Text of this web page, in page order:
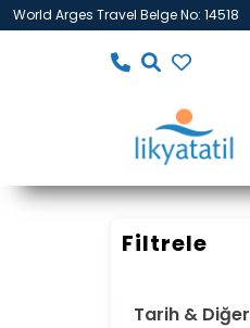
World Arges Travel Belge No: 14518
Filtrele
Tarih & Diğer